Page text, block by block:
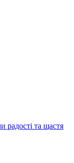
радості та щастя